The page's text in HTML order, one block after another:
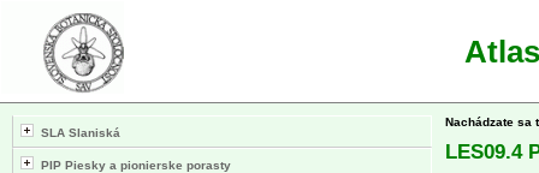
SLA Slaniská
PIP Piesky a pionierske porasty
Nachádzate sa
LES09.4